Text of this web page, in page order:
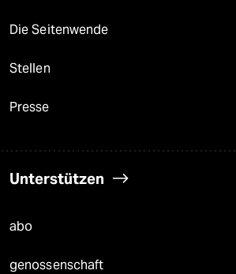
Die Seitenwende
Stellen
Presse
Unterstützen
abo
genossenschaft